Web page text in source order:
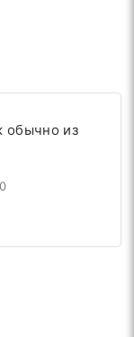
обычно из